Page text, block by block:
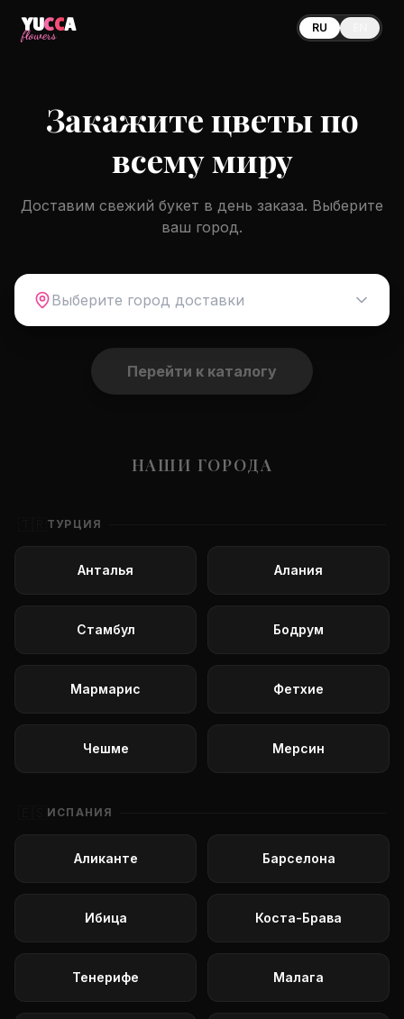
YUCCA
flowers RU
Закажите цветы по
всему миру
Доставим свежий букет в день заказа. Выберите
ваш город.
Выберите город доставки
Перейти к каталогу
НАШИ ГОРОДА
ТУРЦИЯ
Анталья Алания
Стамбул Бодрум
Мармарис Фетхие
Чешме Мерсин
ИСПАНИЯ
Аликанте Барселона
Ибица Коста-Брава
Тенерифе Малага